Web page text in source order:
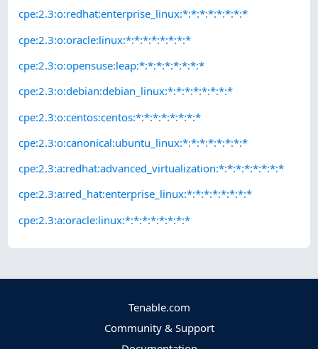
cpe:2.3:o:redhat:enterprise_linux:*:*:*:*:*:*:*:*
cpe:2.3:o:oracle:linux:*:*:*:*:*:*:*:*
cpe:2.3:o:opensuse:leap:*:*:*:*:*:*:*:*
cpe:2.3:o:debian:debian_linux:*:*:*:*:*:*:*:*
cpe:2.3:o:centos:centos:*:*:*:*:*:*:*:*
cpe:2.3:o:canonical:ubuntu_linux:*:*:*:*:*:*:*:*
cpe:2.3:a:redhat:advanced_virtualization:*:*:*:*:*:*:*:*
cpe:2.3:a:red_hat:enterprise_linux:*:*:*:*:*:*:*:*
cpe:2.3:a:oracle:linux:*:*:*:*:*:*:*:*
Tenable.com
Community & Support